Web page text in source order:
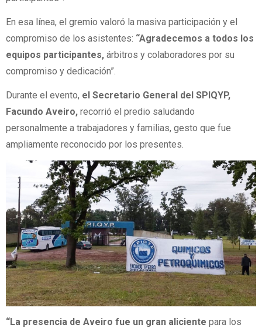
En esa línea, el gremio valoró la masiva participación y el
compromiso de los asistentes: “Agradecemos a todos los
equipos participantes, árbitros y colaboradores por su
compromiso y dedicación”.
Durante el evento, el Secretario General del SPIQYP,
Facundo Aveiro, recorrió el predio saludando
personalmente a trabajadores y familias, gesto que fue
ampliamente reconocido por los presentes.
“La presencia de Aveiro fue un gran aliciente para los